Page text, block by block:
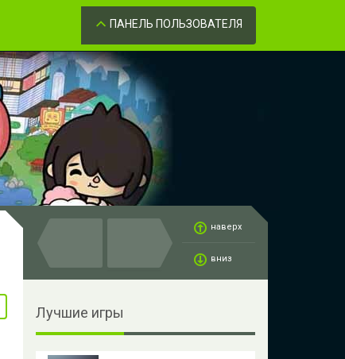
Забыли пароль?
ПАНЕЛЬ ПОЛЬЗОВАТЕЛЯ
наверх
вниз
Лучшие игры